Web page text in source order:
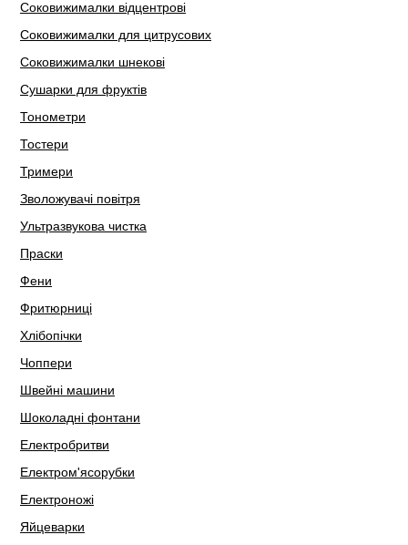
Соковижималки відцентрові
Соковижималки для цитрусових
Соковижималки шнекові
Сушарки для фруктів
Тонометри
Тостери
Тримери
Зволожувачі повітря
Ультразвукова чистка
Праски
Фени
Фритюрниці
Хлібопічки
Чоппери
Швейні машини
Шоколадні фонтани
Електробритви
Електром'ясорубки
Електроножі
Яйцеварки